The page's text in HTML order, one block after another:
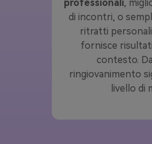
professionali ,
di incontri, o
ritratti
fornisce
contesto.
ringiovanimento
livello di